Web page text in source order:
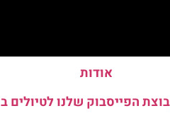
אודות
הפייסבוק שלנו לטיולים